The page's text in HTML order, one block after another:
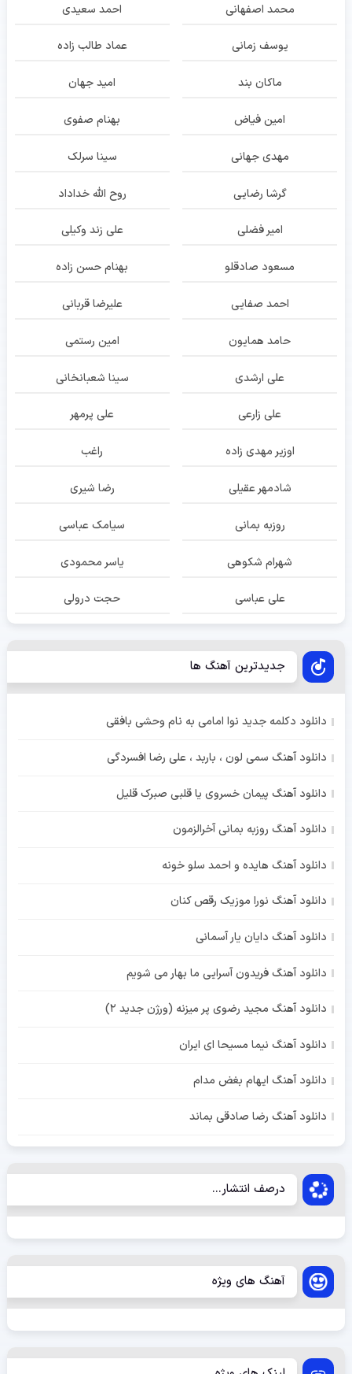
محمد اصفهانی احمد سعیدی
یوسف زمانی عماد طالب زاده
ماکان بند امید جهان
امین فیاض بهنام صفوی
مهدی جهانی سینا سرلک
گرشا رضایی روح الله خداداد
امیر فضلی علی زند وکیلی
مسعود صادقلو بهنام حسن زاده
احمد صفایی علیرضا قربانی
حامد همایون امین رستمی
علی ارشدی سینا شعبانخانی
علی زارعی علی پرمهر
اوزیر مهدی زاده راغب
شادمهر عقیلی رضا شیری
روزبه بمانی سیامک عباسی
شهرام شکوهی یاسر محمودی
علی عباسی حجت درولی
جدیدترین آهنگ ها
دانلود دکلمه جدید نوا امامی به نام وحشی بافقی
دانلود آهنگ سمی لون ، باربد ، علی رضا افسردگی
دانلود آهنگ پیمان خسروی یا قلبی صبرک قلیل
دانلود آهنگ روزبه بمانی آخرالزمون
دانلود آهنگ هایده و احمد سلو خونه
دانلود آهنگ نورا موزیک رقص کنان
دانلود آهنگ دایان یار آسمانی
دانلود آهنگ فریدون آسرایی ما بهار می شویم
دانلود آهنگ مجید رضوی پر میزنه (ورژن جدید 2)
دانلود آهنگ نیما مسیحا ای ایران
دانلود آهنگ ایهام بغض مدام
دانلود آهنگ رضا صادقی بماند
درصف انتشار...
آهنگ های ویژه